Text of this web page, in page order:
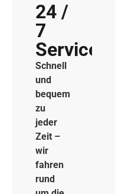
24 /
7
Service
Schnell
und
bequem
zu
jeder
Zeit –
wir
fahren
rund